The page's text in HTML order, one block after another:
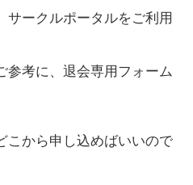
サークルポータルをご利用
参考に、退会専用フォーム
から申し込めばいいので